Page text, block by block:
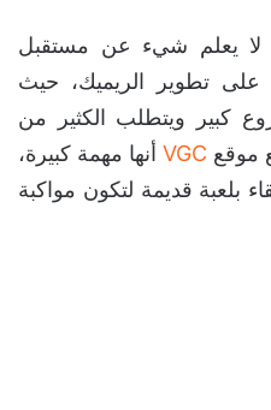
لا يعلم شيء عن مستقبل
على تطوير الريميك، حيث
كبير ويتطلب الكثير من
مع موقعVGCأنها مهمة
إرتقاء بلعبة قديمة لتكون